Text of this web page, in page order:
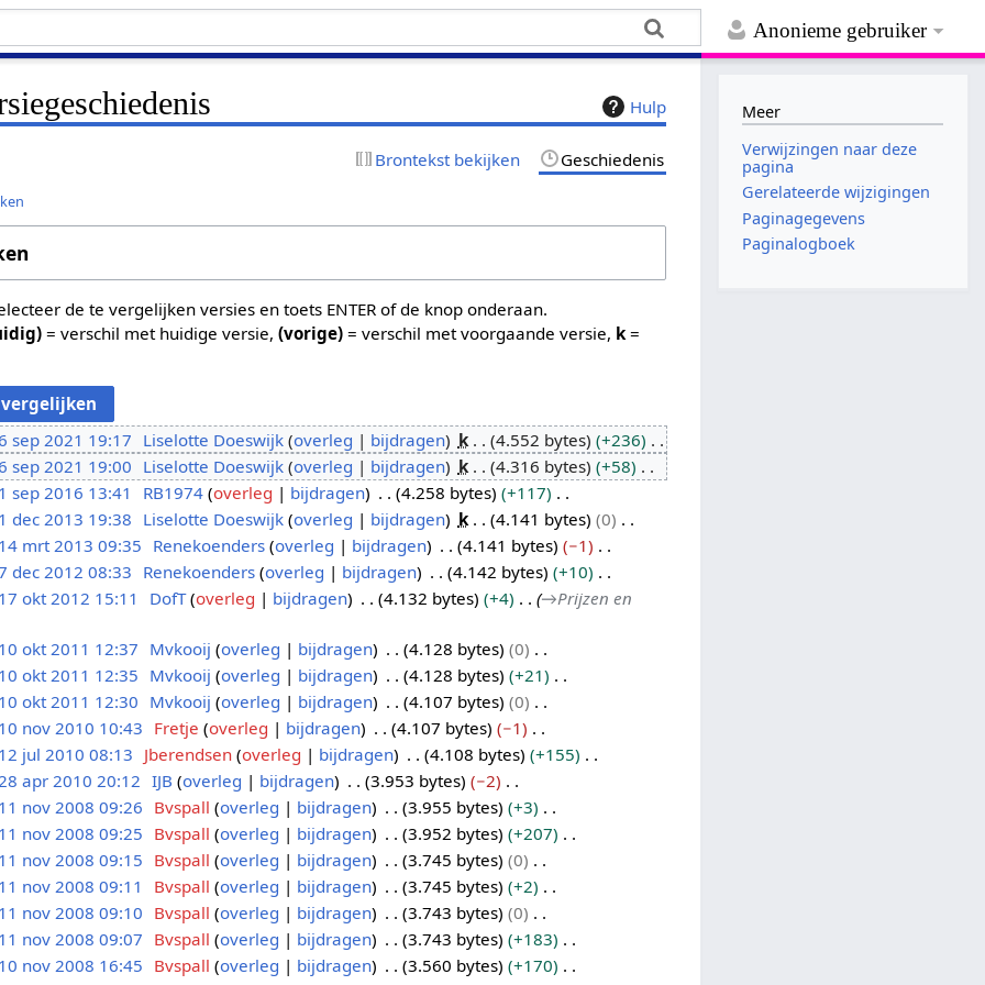
Anonieme gebruiker
Hulp
Brontekst bekijken Geschiedenis
de te vergelijken versies en toets ENTER of de knop onderaan.
= verschil met huidige versie,(vorige) = verschil met voorgaande versie, k =
sep 2021 19:17 Liselotte Doeswijk overleg bijdragen k 4.552 bytes
+236
sep 2021 19:00 Liselotte Doeswijk overleg bijdragen k 4.316 bytes
+58
1 sep 2016 13:41 RB1974 overleg bijdragen 4.258 bytes
+117
1 dec 2013 19:38 Liselotte Doeswijk overleg bijdragen k 4.141 bytes
0
14 mrt 2013 09:35 Renekoenders overleg bijdragen 4.141 bytes
−1
dec 2012 08:33 Renekoenders overleg bijdragen 4.142 bytes
+10
17 okt 2012 15:11 DofT overleg bijdragen 4.132 bytes +4 →Prijzen en
10 okt 2011 12:37 Mvkooij overleg bijdragen 4.128 bytes
0
10 okt 2011 12:35 Mvkooij overleg bijdragen 4.128 bytes
+21
10 okt 2011 12:30 Mvkooij overleg bijdragen 4.107 bytes
0
10 nov 2010 10:43 Fretje overleg bijdragen 4.107 bytes
−1
12 jul 2010 08:13 Jberendsen overleg bijdragen 4.108 bytes
+155
apr 2010 20:12 IJB overleg bijdragen 3.953 bytes
−2
11 nov 2008 09:26 Bvspall overleg bijdragen 3.955 bytes
+3
11 nov 2008 09:25 Bvspall overleg bijdragen 3.952 bytes
+207
11 nov 2008 09:15 Bvspall overleg bijdragen 3.745 bytes
0
11 nov 2008 09:11 Bvspall overleg bijdragen 3.745 bytes
+2
11 nov 2008 09:10 Bvspall overleg bijdragen 3.743 bytes
0
11 nov 2008 09:07 Bvspall overleg bijdragen 3.743 bytes
+183
10 nov 2008 16:45 Bvspall overleg bijdragen 3.560 bytes
+170
Meer
Verwijzingen naar deze
pagina
Gerelateerde wijzigingen
Paginagegevens
Paginalogboek